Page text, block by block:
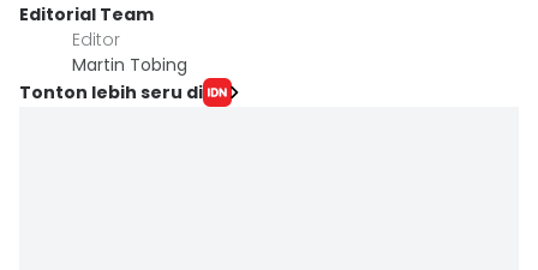
Editorial Team
Editor
Martin Tobing
Tonton lebih seru di